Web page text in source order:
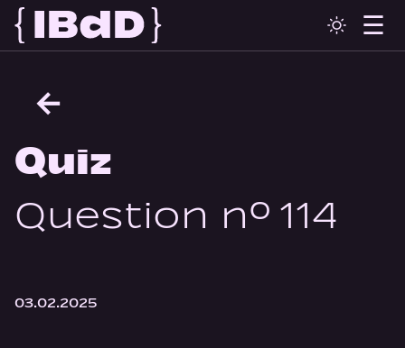
←
Quiz
Question n° 114
03.02.2025